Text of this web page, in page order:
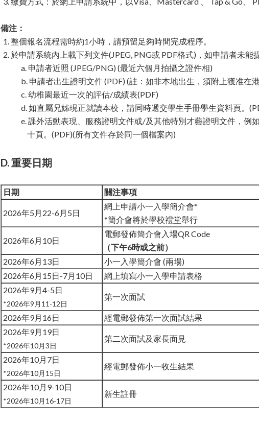
備注：
整個報名流程需時約1小時，請預留足夠時間完成程序。
於申請系統內上載下列文件(JPEG, PNG或 PDF格式)，如申請者未能
a. 申請者近照 (JPEG/PNG) (最近六個月拍攝之證件相)
b. 申請者出生證明文件 (PDF) (註：如非本地出生，須附上獲准在
c. 幼稚園最近一次的評估/成績表(PDF)
d. 如直屬兄姊現正就讀本校，請同時遞交學生手冊學生資料頁。
e. 課外活動表現、服務證明文件或/及其他特別才藝證明文件，例
十頁。(PDF)(所有文件存於同一個檔案內)
D. 重要日期
日期 關注事項
2026年5月22-6月5日
網上申請小一入學簡介會*
*簡介會將於學校禮堂舉行
2026年6月10日
電郵發佈簡介會入場QR Code
（下午6時或之前）
2026年6月13日
小一入學簡介會 (兩場)
2026年6月15日-7月10日
網上填寫小一入學申請表格
2026年9月4-5日
*2026年9月11-12日
第一次面試
2026年9月16日
經電郵發佈第一次面試結果
2026年9月19日
*2026年10月3日
第二次面試及家長面見
2026年10月7日
*2026年10月15日
經電郵發佈小一收生結果
2026年10月9-10日
*2026年10月16-17日
新生註冊